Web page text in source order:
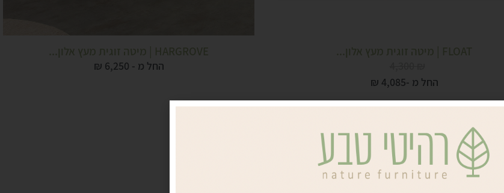
FLOAT | מיטה זוגית מעץ אלון...
החל מ -
₪ 4,085
HARGROVE | מיטה זוגית מעץ אלון...
החל מ - ₪ 6,250